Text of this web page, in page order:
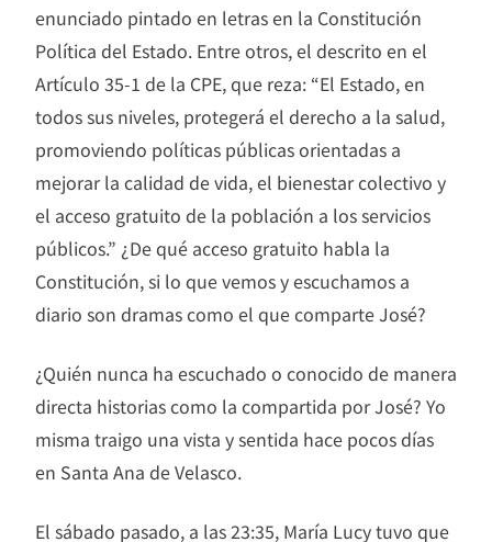
enunciado pintado en letras en la Constitución
Política del Estado. Entre otros, el descrito en el
Artículo 35-1 de la CPE, que reza: “El Estado, en
todos sus niveles, protegerá el derecho a la salud,
promoviendo políticas públicas orientadas a
mejorar la calidad de vida, el bienestar colectivo y
el acceso gratuito de la población a los servicios
públicos.” ¿De qué acceso gratuito habla la
Constitución, si lo que vemos y escuchamos a
diario son dramas como el que comparte José?
¿Quién nunca ha escuchado o conocido de manera
directa historias como la compartida por José? Yo
misma traigo una vista y sentida hace pocos días
en Santa Ana de Velasco.
El sábado pasado, a las 23:35, María Lucy tuvo que